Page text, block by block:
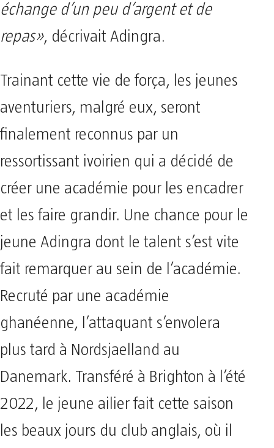
échange d’un peu d’argent et de
repas», décrivait Adingra.
Trainant cette vie de força, les jeunes
aventuriers, malgré eux, seront
finalement reconnus par un
ressortissant ivoirien qui a décidé de
créer une académie pour les encadrer
et les faire grandir. Une chance pour le
jeune Adingra dont le talent s’est vite
fait remarquer au sein de l’académie.
Recruté par une académie
ghanéenne, l’attaquant s’envolera
plus tard à Nordsjaelland au
Danemark. Transféré à Brighton à l’été
2022, le jeune ailier fait cette saison
les beaux jours du club anglais, où il